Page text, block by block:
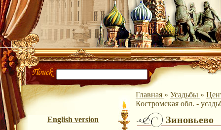
English version
Главная » Усадьбы »
Костромская обл. -
Зиновьево